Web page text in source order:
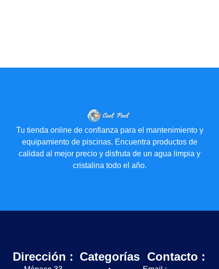
Tu tienda online de confianza para el mantenimiento y
equipamiento de piscinas. Encuentra productos de
calidad al mejor precio y disfruta de un agua limpia y
cristalina todo el año.
Dirección : Categorías
Contacto :